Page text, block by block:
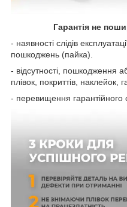
Гарантія не
- наявності слідів
пошкоджень (пайка).
- відсутності, пошкодження
плівок, покриттів, наклейок,
- перевищення гарантійного